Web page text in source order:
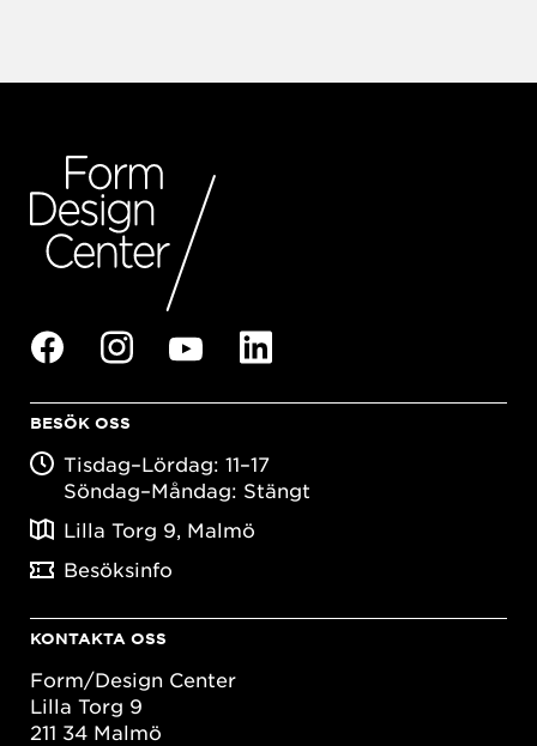
BESÖK OSS
Tisdag–Lördag: 11–17
Söndag–Måndag: Stängt
Lilla Torg 9, Malmö
Besöksinfo
KONTAKTA OSS
Form/Design Center
Lilla Torg 9
211 34 Malmö